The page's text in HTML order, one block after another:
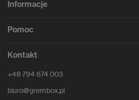
Informacje
Pomoc
Kontakt
+48 794 674 003
biuro@grembox.pl